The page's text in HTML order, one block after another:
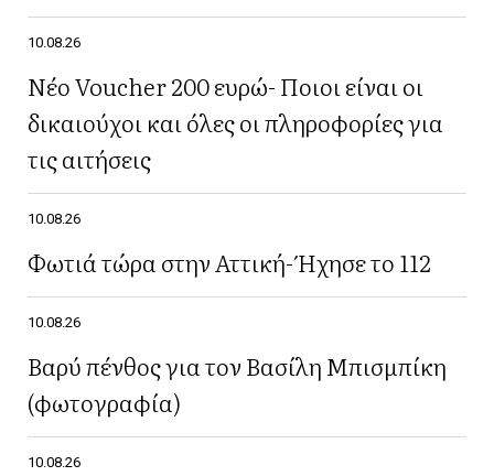
10.08.26
Νέο Voucher 200 ευρώ- Ποιοι είναι οι
δικαιούχοι και όλες οι πληροφορίες για
τις αιτήσεις
10.08.26
Φωτιά τώρα στην Αττική- Ήχησε το 112
10.08.26
Βαρύ πένθος για τον Βασίλη Μπισμπίκη
(φωτογραφία)
10.08.26